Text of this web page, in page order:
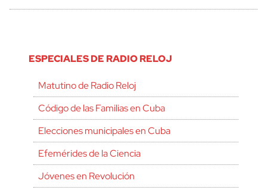
ESPECIALES DE RADIO RELOJ
Matutino de Radio Reloj
Código de las Familias en Cuba
Elecciones municipales en Cuba
Efemérides de la Ciencia
Jóvenes en Revolución